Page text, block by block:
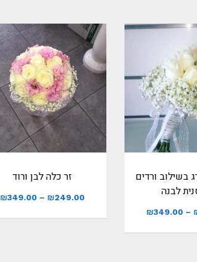
בשילוב ורדים
לבנה
–
₪349.00
זר כלה לבן ורוד
₪249.00
–
₪349.00